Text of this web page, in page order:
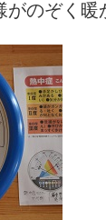
のぞく暖